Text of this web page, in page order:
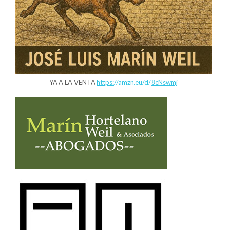
YA A LA VENTAhttps://amzn.eu/d/8cNswmj